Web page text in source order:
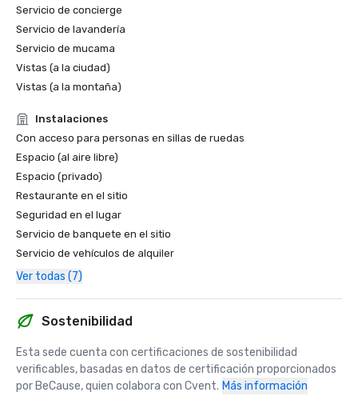
Servicio de concierge
Servicio de lavandería
Servicio de mucama
Vistas (a la ciudad)
Vistas (a la montaña)
Instalaciones
Con acceso para personas en sillas de ruedas
Espacio (al aire libre)
Espacio (privado)
Restaurante en el sitio
Seguridad en el lugar
Servicio de banquete en el sitio
Servicio de vehículos de alquiler
Ver todas (7)
Sostenibilidad
Esta sede cuenta con certificaciones de sostenibilidad
verificables, basadas en datos de certificación proporcionados
por BeCause, quien colabora con Cvent. Más información